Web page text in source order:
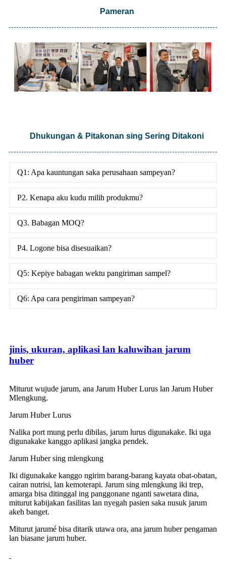
Pameran
Dhukungan & Pitakonan sing Sering Ditakoni
Q1: Apa kauntungan saka perusahaan sampeyan?
P2. Kenapa aku kudu milih produkmu?
Q3. Babagan MOQ?
P4. Logone bisa disesuaikan?
Q5: Kepiye babagan wektu pangiriman sampel?
Q6: Apa cara pengiriman sampeyan?
jinis, ukuran, aplikasi lan kaluwihan jarum
huber
Miturut wujude jarum, ana Jarum Huber Lurus lan Jarum Huber
Mlengkung.
Jarum Huber Lurus
Nalika port mung perlu dibilas, jarum lurus digunakake. Iki uga
digunakake kanggo aplikasi jangka pendek.
Jarum Huber sing mlengkung
Iki digunakake kanggo ngirim barang-barang kayata obat-obatan,
cairan nutrisi, lan kemoterapi. Jarum sing mlengkung iki trep,
amarga bisa ditinggal ing panggonane nganti sawetara dina,
miturut kabijakan fasilitas lan nyegah pasien saka nusuk jarum
akeh banget.
Miturut jarumé bisa ditarik utawa ora, ana jarum huber pengaman
lan biasane jarum huber.